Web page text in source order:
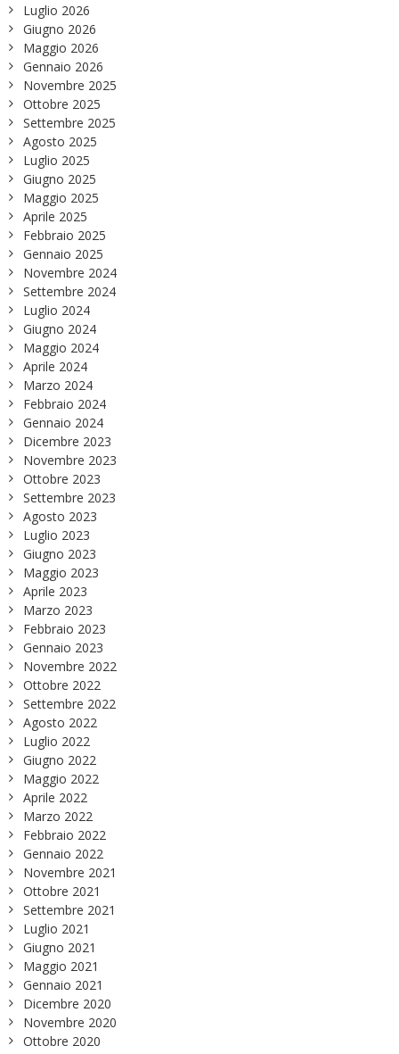
Luglio 2026
Giugno 2026
Maggio 2026
Gennaio 2026
Novembre 2025
Ottobre 2025
Settembre 2025
Agosto 2025
Luglio 2025
Giugno 2025
Maggio 2025
Aprile 2025
Febbraio 2025
Gennaio 2025
Novembre 2024
Settembre 2024
Luglio 2024
Giugno 2024
Maggio 2024
Aprile 2024
Marzo 2024
Febbraio 2024
Gennaio 2024
Dicembre 2023
Novembre 2023
Ottobre 2023
Settembre 2023
Agosto 2023
Luglio 2023
Giugno 2023
Maggio 2023
Aprile 2023
Marzo 2023
Febbraio 2023
Gennaio 2023
Novembre 2022
Ottobre 2022
Settembre 2022
Agosto 2022
Luglio 2022
Giugno 2022
Maggio 2022
Aprile 2022
Marzo 2022
Febbraio 2022
Gennaio 2022
Novembre 2021
Ottobre 2021
Settembre 2021
Luglio 2021
Giugno 2021
Maggio 2021
Gennaio 2021
Dicembre 2020
Novembre 2020
Ottobre 2020